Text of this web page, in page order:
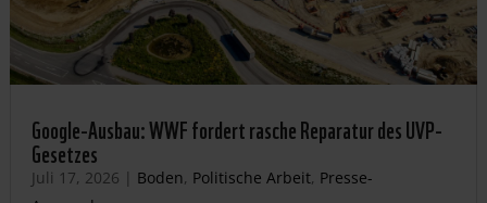
Google-Ausbau: WWF fordert rasche Reparatur des UVP-
Gesetzes
Juli 17, 2026 | Boden, Politische Arbeit, Presse-